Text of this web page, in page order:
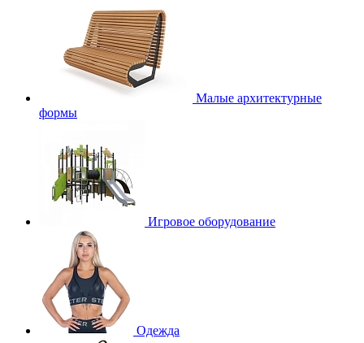
Малые архитектурные
формы
Игровое оборудование
Одежда